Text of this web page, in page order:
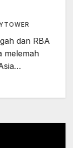
dan RBA
melemah